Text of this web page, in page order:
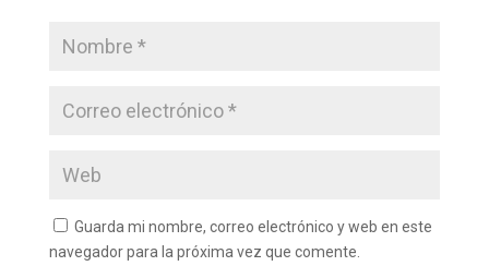
Guarda mi nombre, correo electrónico y web en este
navegador para la próxima vez que comente.